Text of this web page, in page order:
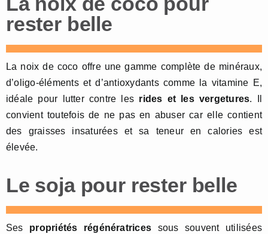
rester belle
La noix de coco offre une gamme complète de minéraux,
d’oligo-éléments et d’antioxydants comme la vitamine E,
idéale pour lutter contre les rides et les vergetures. Il
convient toutefois de ne pas en abuser car elle contient
des graisses insaturées et sa teneur en calories est
élevée.
Le soja pour rester belle
Ses propriétés régénératrices sous souvent utilisées